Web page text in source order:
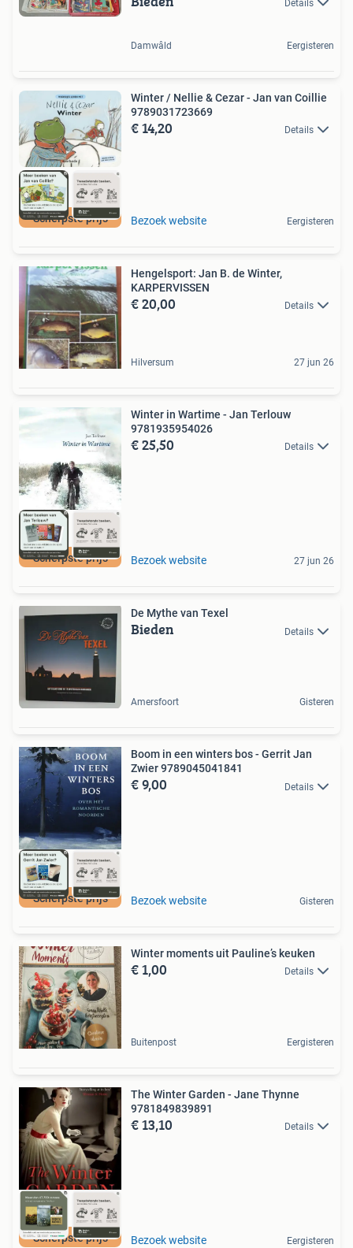
Details
Damwâld Eergisteren
Scherpste prijs
Winter / Nellie & Cezar - Jan van Coillie
9789031723669
€ 14,20 Details
Bezoek website Eergisteren
Hengelsport: Jan B. de Winter,
KARPERVISSEN
€ 20,00 Details
Hilversum 27 jun 26
Scherpste prijs
Winter in Wartime - Jan Terlouw
9781935954026
€ 25,50 Details
Bezoek website 27 jun 26
De Mythe van Texel
Bieden Details
Amersfoort Gisteren
Scherpste prijs
Boom in een winters bos - Gerrit Jan
Zwier 9789045041841
€ 9,00 Details
Bezoek website Gisteren
Winter moments uit Pauline’s keuken
€ 1,00 Details
Buitenpost Eergisteren
Scherpste prijs
The Winter Garden - Jane Thynne
9781849839891
€ 13,10 Details
Bezoek website Eergisteren